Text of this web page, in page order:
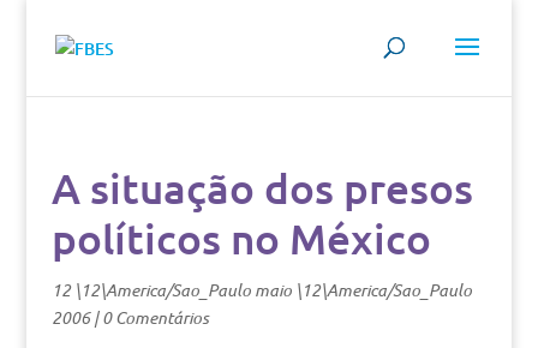
A situação dos presos
políticos no México
12 \12\America/Sao_Paulo maio \12\America/Sao_Paulo
2006|0 Comentários